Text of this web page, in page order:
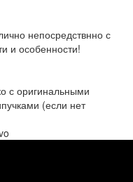
непосредствнно с
и особенности!
с оригинальными
(если нет